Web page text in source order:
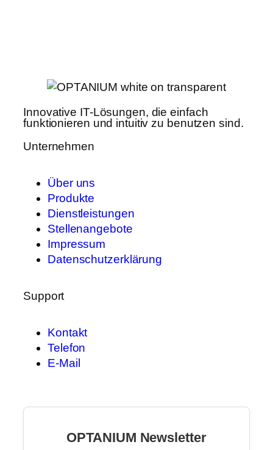
Innovative IT-Lösungen, die einfach
funktionieren und intuitiv zu benutzen sind.
Unternehmen
Über uns
Produkte
Dienstleistungen
Stellenangebote
Impressum
Datenschutzerklärung
Support
Kontakt
Telefon
E-Mail
OPTANIUM Newsletter